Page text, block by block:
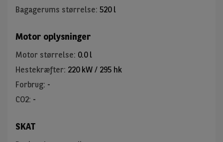
Bagagerums størrelse: 520 l
Motor oplysninger
Motor størrelse: 0.0 l
Hestekræfter: 220 kW / 295 hk
Forbrug: -
CO2: -
SKAT